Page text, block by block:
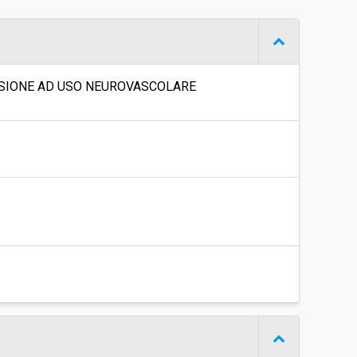
€ 22.983.760,00
AD USO NEUROVASCOLARE